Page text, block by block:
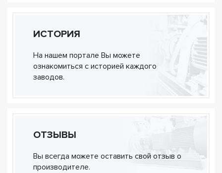
ИСТОРИЯ
На нашем портале Вы можете
ознакомиться с историей каждого
заводов.
ОТЗЫВЫ
Вы всегда можете оставить свой отзыв о
производителе.